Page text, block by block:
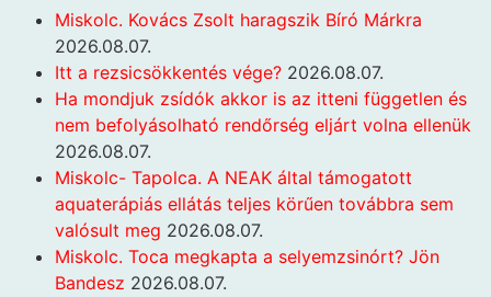
Miskolc. Kovács Zsolt haragszik Bíró Márkra
2026.08.07.
Itt a rezsicsökkentés vége? 2026.08.07.
Ha mondjuk zsídók akkor is az itteni független és
nem befolyásolható rendőrség eljárt volna ellenük
2026.08.07.
Miskolc- Tapolca. A NEAK által támogatott
aquaterápiás ellátás teljes körűen továbbra sem
valósult meg 2026.08.07.
Miskolc. Toca megkapta a selyemzsinórt? Jön
Bandesz 2026.08.07.